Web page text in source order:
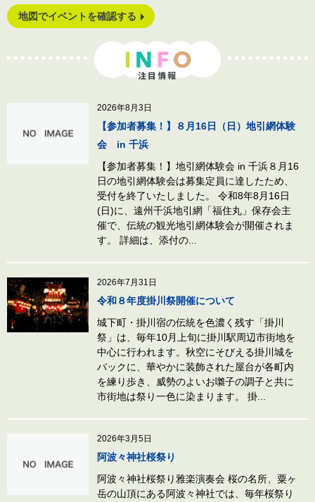
地図でイベントを確認する
注目情報
2026年8月3日
【参加者募集！】８月16日（日）地引網体験
会 in 千浜
【参加者募集！】地引網体験会 in 千浜８月16
日の地引網体験会は募集定員に達したため、
受付を終了いたしました。 令和8年8月16日
(日)に、遠州千浜地引網「福住丸」保存会主
催で、伝統の観光地引網体験会が開催されま
す。 詳細は、添付の...
2026年7月31日
令和８年度掛川祭開催について
城下町・掛川宿の伝統を色濃く残す「掛川
祭」は、毎年10月上旬に掛川駅周辺市街地を
中心に行われます。秋空にそびえる掛川城を
バックに、華やかに装飾された屋台が各町内
を練り歩き、威勢のよいお囃子の調子と共に
市街地は祭り一色に染まります。 掛...
2026年3月5日
阿波々神社桜祭り
阿波々神社桜祭り雅楽演奏会 桜の名所、粟ヶ
岳の山頂にある阿波々神社では、毎年桜祭り